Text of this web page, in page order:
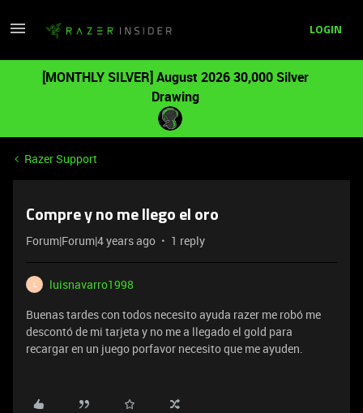
LOGIN
[MONTHLY SILVER] August 2026 30,000 Silver
Drawing
Razer Support
Compre y no me llego el oro
Forum|Forum|4 years ago 1 reply
L
luisnavarro1998
Buenas tardes con todos necesito ayuda razer me robó me
descontó de mi tarjeta y no me a llegado el gold para
recargar en un juego porfavor necesito que me ayuden.